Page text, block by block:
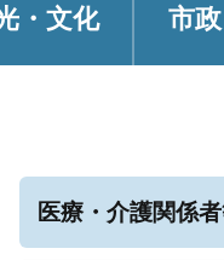
・ 文化 市
医療・介護関係